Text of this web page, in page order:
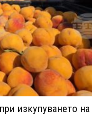
изкупуването на